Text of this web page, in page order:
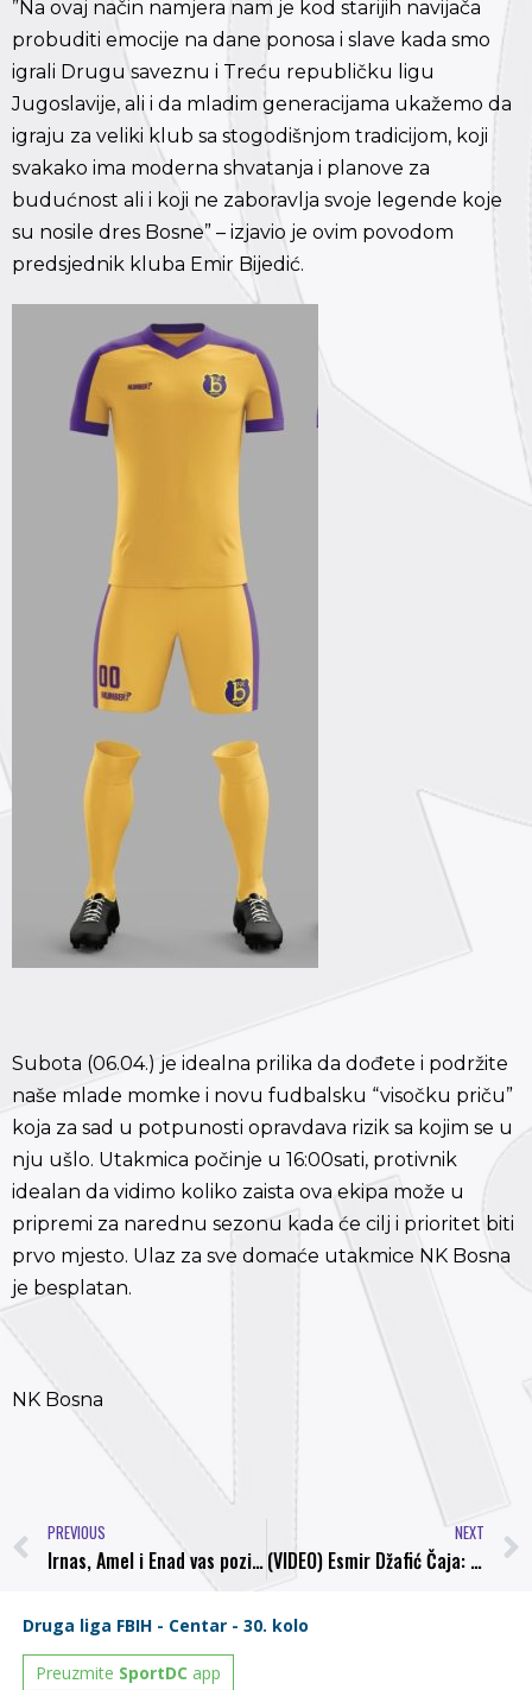
”Na ovaj način namjera nam je kod starijih navijača
probuditi emocije na dane ponosa i slave kada smo
igrali Drugu saveznu i Treću republičku ligu
Jugoslavije, ali i da mladim generacijama ukažemo da
igraju za veliki klub sa stogodišnjom tradicijom, koji
svakako ima moderna shvatanja i planove za
budućnost ali i koji ne zaboravlja svoje legende koje
su nosile dres Bosne” – izjavio je ovim povodom
predsjednik kluba Emir Bijedić.
Subota (06.04.) je idealna prilika da dođete i podržite
naše mlade momke i novu fudbalsku “visočku priču”
koja za sad u potpunosti opravdava rizik sa kojim se u
nju ušlo. Utakmica počinje u 16:00sati, protivnik
idealan da vidimo koliko zaista ova ekipa može u
pripremi za narednu sezonu kada će cilj i prioritet biti
prvo mjesto. Ulaz za sve domaće utakmice NK Bosna
je besplatan.
NK Bosna
PREVIOUS
Irnas, Amel i Enad vas pozivaju na derbi protiv FK Famos: Pravimo dobru visočku priču trenutno, podržite nas u subotu da tako i ostane
NEXT
(VIDEO) Esmir Džafić Čaja: “Želim da Bosna protiv Famosa nastavi pobjednički niz!”